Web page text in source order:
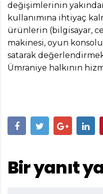
değişimlerinin
kullanımına ihtiyaç
ürünlerin (bilgisayar,
makinesi, oyun
satarak
Ümraniye halkının
Bir yanıt